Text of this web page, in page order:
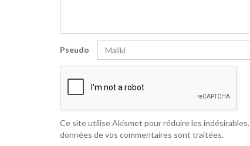
Pseudo
Ce site utilise Akismet pour réduire les indésirables.
données de vos commentaires sont traitées.